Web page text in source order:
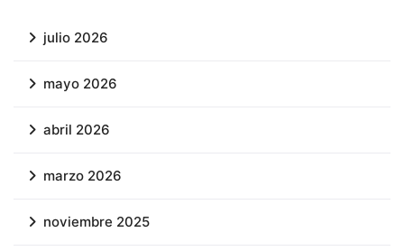
julio 2026
mayo 2026
abril 2026
marzo 2026
noviembre 2025